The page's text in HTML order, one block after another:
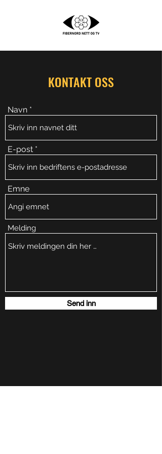
KONTAKT OSS
Navn
E-post
Emne
Melding
Send inn